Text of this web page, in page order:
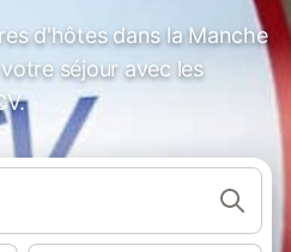
d'hôtes dans la Manche
séjour avec les